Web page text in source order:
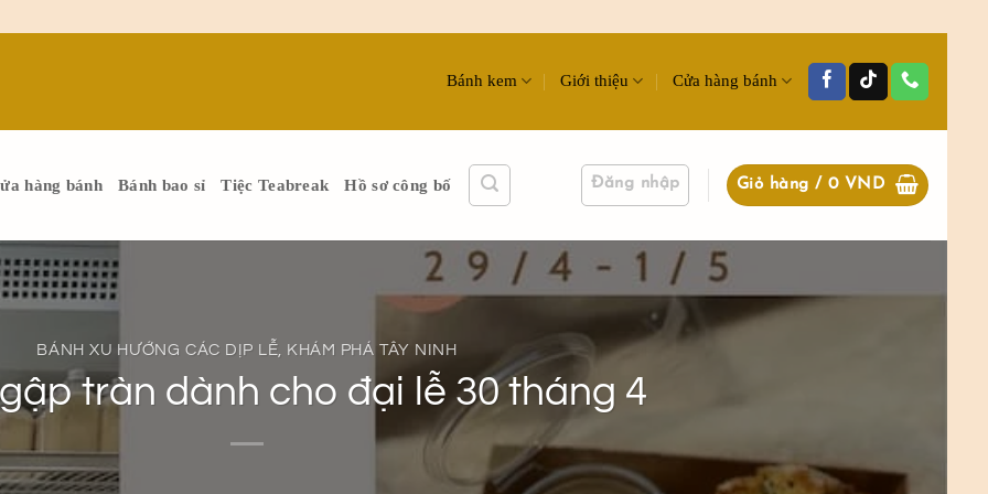
Bánh kem Giới thiệu Cửa hàng bánh
hàng bánh Bánh bao sỉ Tiệc Teabreak Hồ sơ công bố Đăng nhập Giỏ hàng /0 VND
BÁNH XU HƯỚNG CÁC DỊP LỄ, KHÁM PHÁ TÂY NINH
tràn dành cho đại lễ 30 tháng 4